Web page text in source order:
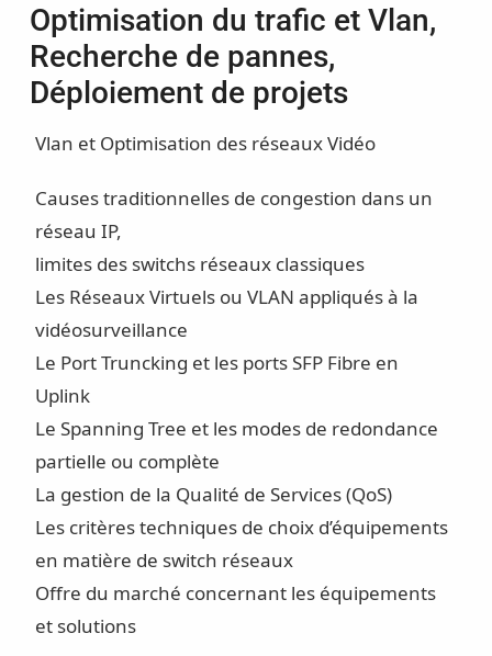
Optimisation du trafic et Vlan,
Recherche de pannes,
Déploiement de projets
Vlan et Optimisation des réseaux Vidéo
Causes traditionnelles de congestion dans un
réseau IP,
limites des switchs réseaux classiques
Les Réseaux Virtuels ou VLAN appliqués à la
vidéosurveillance
Le Port Truncking et les ports SFP Fibre en
Uplink
Le Spanning Tree et les modes de redondance
partielle ou complète
La gestion de la Qualité de Services (QoS)
Les critères techniques de choix d’équipements
en matière de switch réseaux
Offre du marché concernant les équipements
et solutions